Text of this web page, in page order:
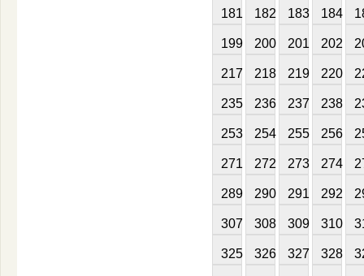
181 182 183 184
199 200 201 202
217 218 219 220
235 236 237 238
253 254 255 256
271 272 273 274
289 290 291 292
307 308 309 310
325 326 327 328